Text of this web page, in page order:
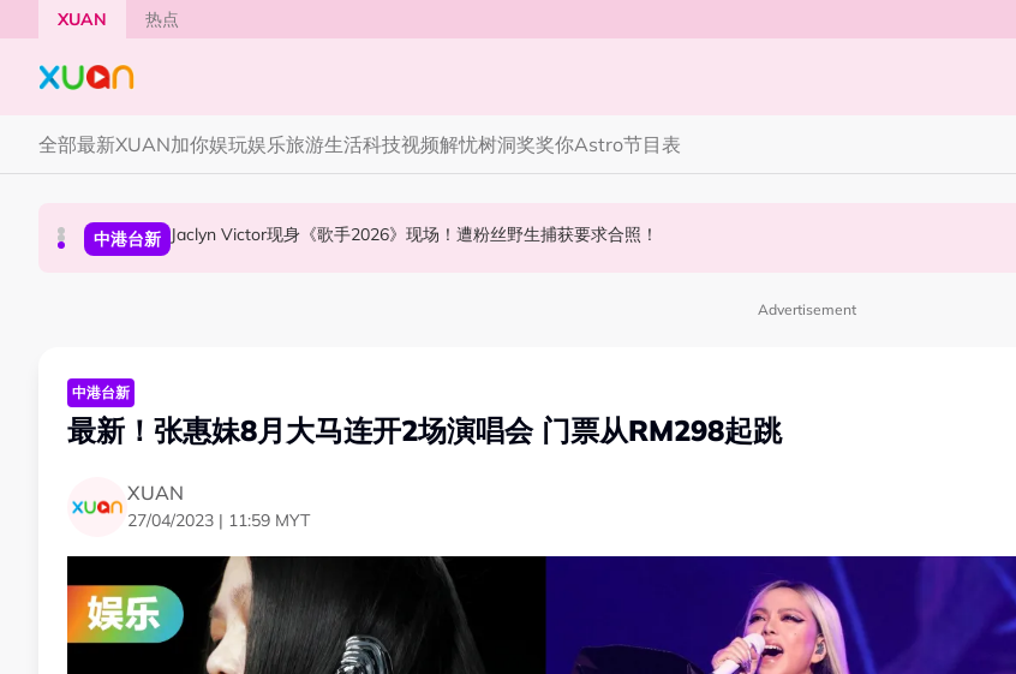
Skip to main content
XUAN 热点
全部最新XUAN加你娱玩娱乐旅游生活科技视频解忧树洞奖奖你Astro节目表
国际星闻 YG大楼遭女粉持高尔夫球杆猛砸！BLACKPINK 10周年最新进展曝光！
中港台新 Jaclyn Victor现身《歌手2026》现场！遭粉丝野生捕获要求合照！
中港台新 中国《歌手2026》 “歌王之战” 成绩出炉！胡彦斌夺得歌王宝座！
Advertisement
中港台新
最新！张惠妹8月大马连开2场演唱会 门票从RM298起跳
XUAN
27/04/2023 | 11:59 MYT